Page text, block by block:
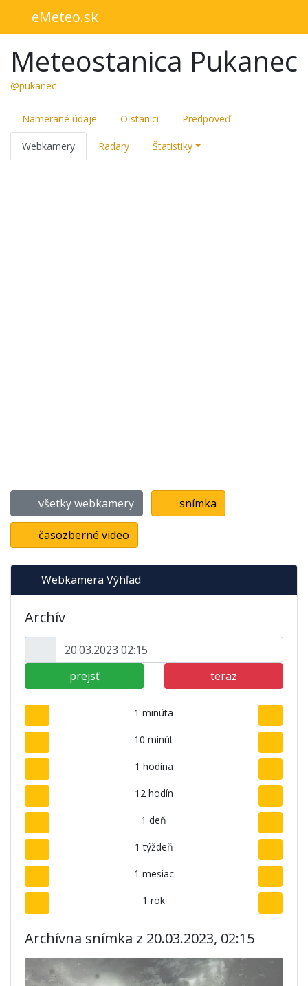
eMeteo.sk
Meteostanica Pukanec
@pukanec
Namerané údaje O stanici Predpoveď
Webkamery Radary Štatistiky
všetky webkamery snímka
časozberné video
Webkamera Výhľad
Archív
prejsť teraz
1 minúta
10 minút
1 hodina
12 hodín
1 deň
1 týždeň
1 mesiac
1 rok
Archívna snímka z 20.03.2023, 02:15